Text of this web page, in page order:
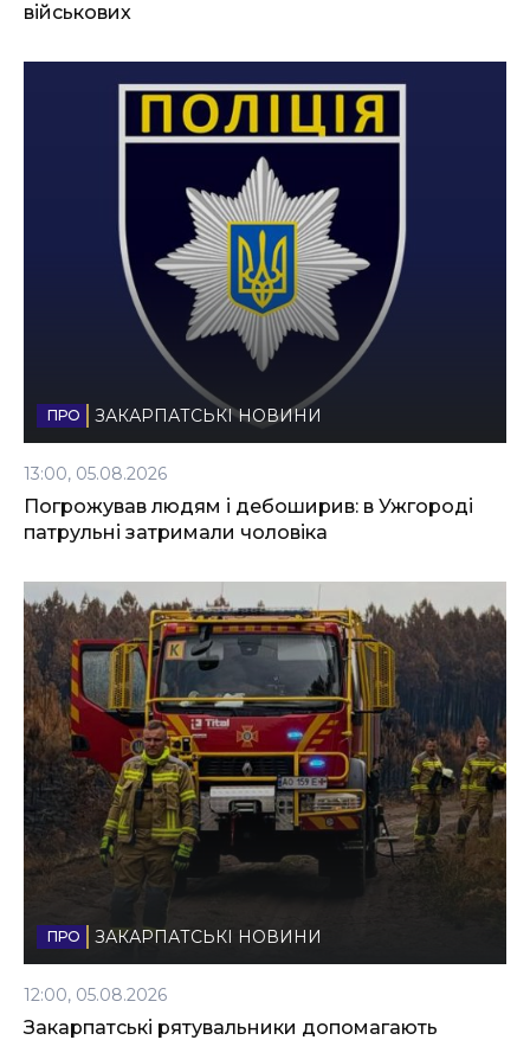
військових
ЗАКАРПАТСЬКІ НОВИНИ
13:00, 05.08.2026
Погрожував людям і дебоширив: в Ужгороді
патрульні затримали чоловіка
ЗАКАРПАТСЬКІ НОВИНИ
12:00, 05.08.2026
Закарпатські рятувальники допомагають